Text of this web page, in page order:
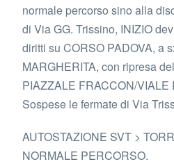
normale percorso sino alla
di Via GG. Trissino, INIZIO
diritti su CORSO PADOVA, a
MARGHERITA, con ripresa
PIAZZALE FRACCON/VIALE
Sospese le fermate di Via
AUTOSTAZIONE SVT >
NORMALE PERCORSO.